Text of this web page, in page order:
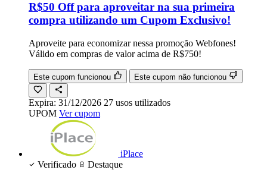
R$50 Off para aproveitar na sua primeira
compra utilizando um Cupom Exclusivo!
Aproveite para economizar nessa promoção Webfones!
Válido em compras de valor acima de R$750!
Este cupom funcionou Este cupom não funcionou
Expira: 31/12/2026 27 usos utilizados
UPOM Ver cupom
iPlace
Verificado
Destaque